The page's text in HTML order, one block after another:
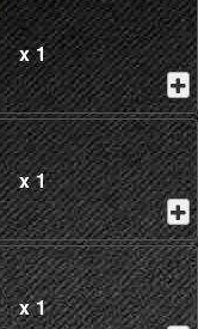
x 1
x 1
x 1